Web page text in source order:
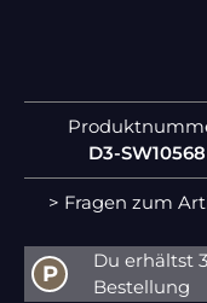
D3-SW10568
> Fragen zum
P
Du erhältst
Bestellung